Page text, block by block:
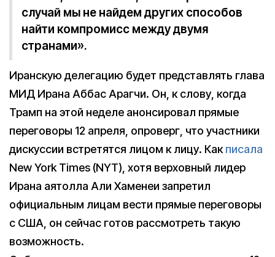
случай мы не найдем других способов
найти компромисс между двумя
странами».
Иранскую делегацию будет представлять глава
МИД Ирана Аббас Арагчи. Он, к слову, когда
Трамп на этой неделе анонсировал прямые
переговоры 12 апреля, опроверг, что участники
дискуссии встретятся лицом к лицу. Какписала
New York Times (NYT), хотя верховный лидер
Ирана аятолла Али Хаменеи запретил
официальным лицам вести прямые переговоры
с США, он сейчас готов рассмотреть такую
возможность.